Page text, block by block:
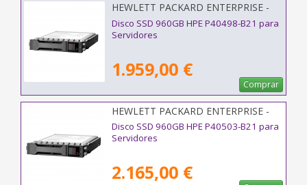
HEWLETT PACKARD ENTERPRISE -
P40498-B21
Disco SSD 960GB HPE P40498-B21 para
Servidores
1.959,00 €
Comprar
HEWLETT PACKARD ENTERPRISE -
P40503-B21
Disco SSD 960GB HPE P40503-B21 para
Servidores
2.165,00 €